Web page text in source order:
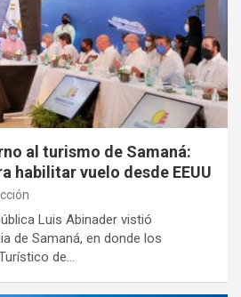
al turismo de Samaná:
habilitar vuelo desde EEUU
Luis Abinader vistió
de Samaná, en donde los
de…